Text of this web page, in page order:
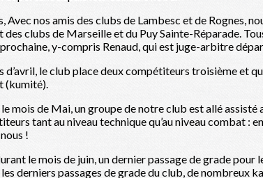
Avec nos amis des clubs de Lambesc et de Rognes,
des clubs de Marseille et du Puy Sainte-Réparade.
prochaine, y-compris Renaud, qui est juge-arbitre
d’avril, le club place deux compétiteurs troisième et
(kumité).
mois de Mai, un groupe de notre club est allé assisté
tant au niveau technique qu’au niveau combat :
!
le mois de juin, un dernier passage de grade
derniers passages de grade du club, de nombreux